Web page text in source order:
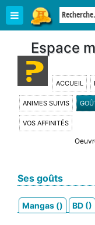
Espace
ACCUEIL
ANIMES SUIVIS
VOS AFFINITÉS
Ses goûts
Mangas () BD ()